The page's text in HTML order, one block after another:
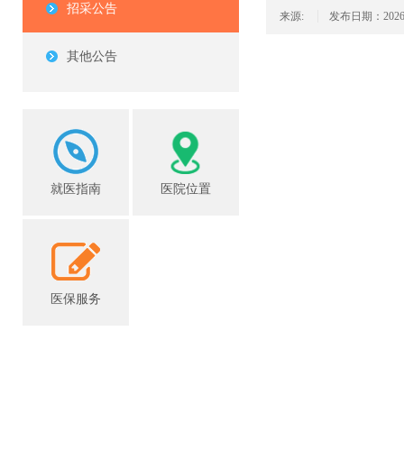
招采公告
其他公告
就医指南 医院位置
医保服务
来源: 发布日期：